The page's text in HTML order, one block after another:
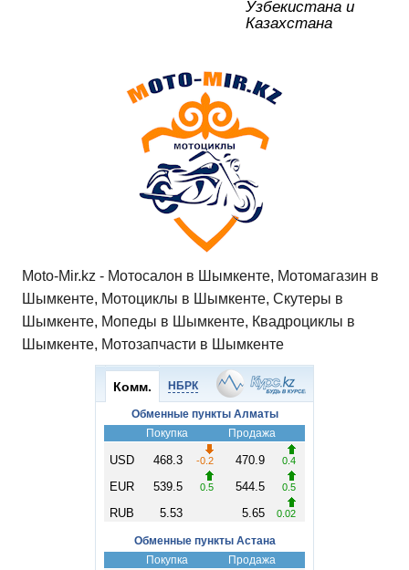
Узбекистана и
Казахстана
Moto-Mir.kz - Мотосалон в Шымкенте, Мотомагазин в
Шымкенте, Мотоциклы в Шымкенте, Скутеры в
Шымкенте, Мопеды в Шымкенте, Квадроциклы в
Шымкенте, Мотозапчасти в Шымкенте